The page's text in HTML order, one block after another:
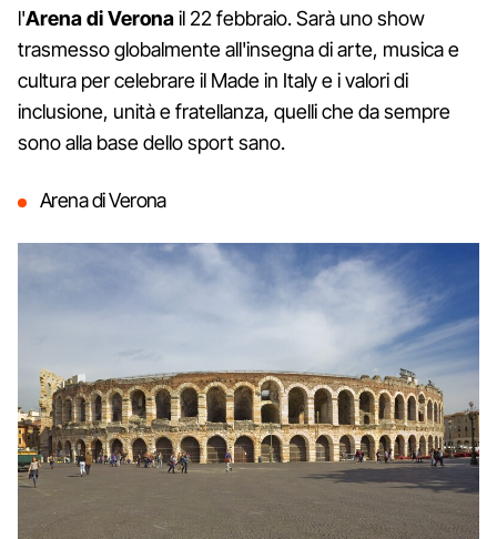
l'Arena di Veronail 22 febbraio. Sarà uno show
trasmesso globalmente all'insegna di arte, musica e
cultura per celebrare il Made in Italy e i valori di
inclusione, unità e fratellanza, quelli che da sempre
sono alla base dello sport sano.
Arena di Verona